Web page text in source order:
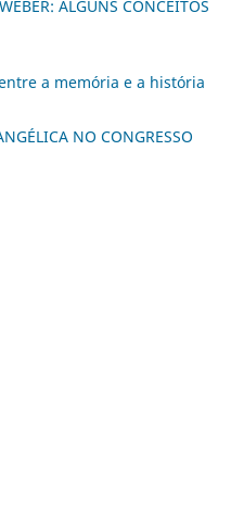
ALGUNS CONCEITOS
a memória e a história
NO CONGRESSO